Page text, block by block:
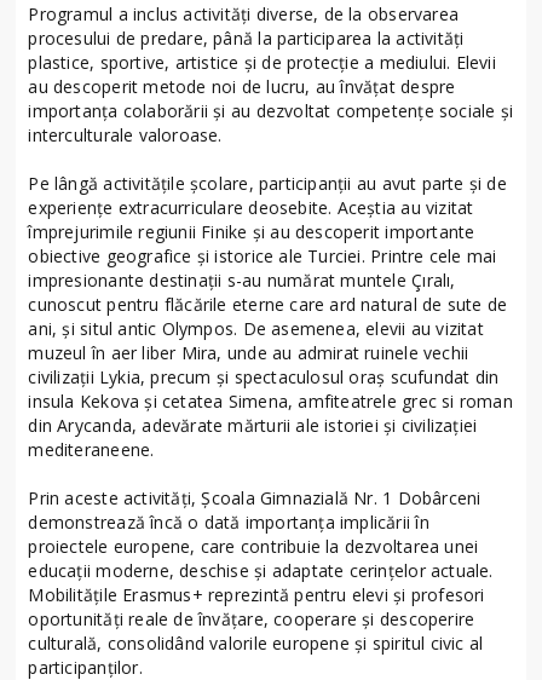
Programul a inclus activități diverse, de la observarea
procesului de predare, până la participarea la activități
plastice, sportive, artistice și de protecție a mediului. Elevii
au descoperit metode noi de lucru, au învățat despre
importanța colaborării și au dezvoltat competențe sociale și
interculturale valoroase.
Pe lângă activitățile școlare, participanții au avut parte și de
experiențe extracurriculare deosebite. Aceștia au vizitat
împrejurimile regiunii Finike și au descoperit importante
obiective geografice și istorice ale Turciei. Printre cele mai
impresionante destinații s-au numărat muntele Çıralı,
cunoscut pentru flăcările eterne care ard natural de sute de
ani, și situl antic Olympos. De asemenea, elevii au vizitat
muzeul în aer liber Mira, unde au admirat ruinele vechii
civilizații Lykia, precum și spectaculosul oraș scufundat din
insula Kekova și cetatea Simena, amfiteatrele grec si roman
din Arycanda, adevărate mărturii ale istoriei și civilizației
mediteraneene.
Prin aceste activități, Școala Gimnazială Nr. 1 Dobârceni
demonstrează încă o dată importanța implicării în
proiectele europene, care contribuie la dezvoltarea unei
educații moderne, deschise și adaptate cerințelor actuale.
Mobilitățile Erasmus+ reprezintă pentru elevi și profesori
oportunități reale de învățare, cooperare și descoperire
culturală, consolidând valorile europene și spiritul civic al
participanților.